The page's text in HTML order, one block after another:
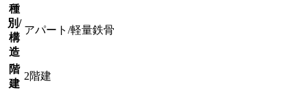
種
別/
構
造
アパート/軽量鉄骨
階
建
2階建